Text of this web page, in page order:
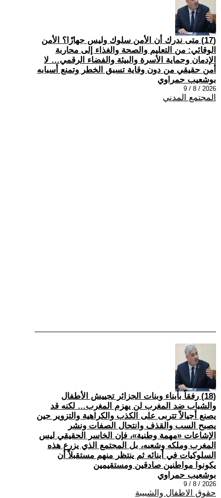
(17) متى ندرك أن الأمن سلوك وليس جهازًا؟ الأمن
الوقائي: من التعليم والصحة والغذاء إلى محاربة
الإدمان وحماية الأسرة والبيئة والفضاء الرقمي… لا
أمن حقيقي من دون وقاية تسبق الخطر وتمنع أسبابه
بوشعيب حمراوي
2026 / 8 / 9
المجتمع المدني
(18) رفقاً بأبناء وبنات الجزائر تجييش الأطفال
والشباب ضد المغرب لن يهزم المغرب… لكنه قد
يصنع أجيالاً تتربى على الكذب والكراهية والتزوير حين
يصبح السب والقذف وانتحال الصفات ونشر
الإشاعات «مهمة وطنية»، فإن الخاسر الحقيقي ليس
المغرب وملكه وشعبه، بل المجتمع الذي يزرع هذه
السلوكيات في أبنائه ثم ينتظر منهم مستقبلاً أن
يكونوا مواطنين صادقين ومستقيمين
بوشعيب حمراوي
2026 / 8 / 9
حقوق الاطفال والشبيبة